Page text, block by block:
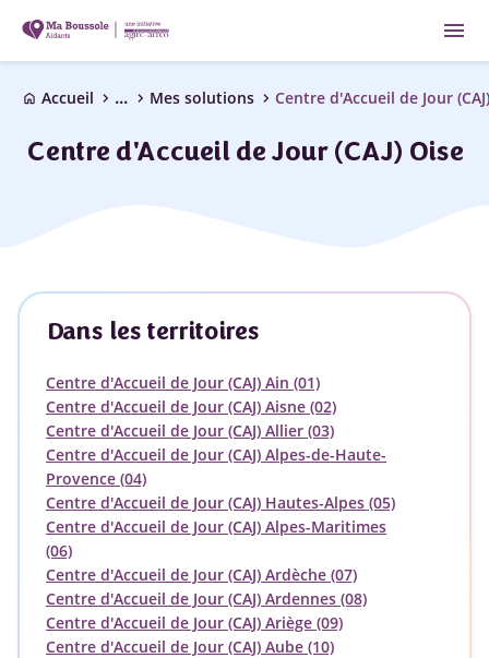
menu
home Accueil chevron_right ... chevron_right Mes solutions chevron_right Centre d'Accueil de Jour (CAJ)
Centre d'Accueil de Jour (CAJ) Oise
Dans les territoires
Centre d'Accueil de Jour (CAJ) Ain (01)
Centre d'Accueil de Jour (CAJ) Aisne (02)
Centre d'Accueil de Jour (CAJ) Allier (03)
Centre d'Accueil de Jour (CAJ) Alpes-de-Haute-
Provence (04)
Centre d'Accueil de Jour (CAJ) Hautes-Alpes (05)
Centre d'Accueil de Jour (CAJ) Alpes-Maritimes
(06)
Centre d'Accueil de Jour (CAJ) Ardèche (07)
Centre d'Accueil de Jour (CAJ) Ardennes (08)
Centre d'Accueil de Jour (CAJ) Ariège (09)
Centre d'Accueil de Jour (CAJ) Aube (10)